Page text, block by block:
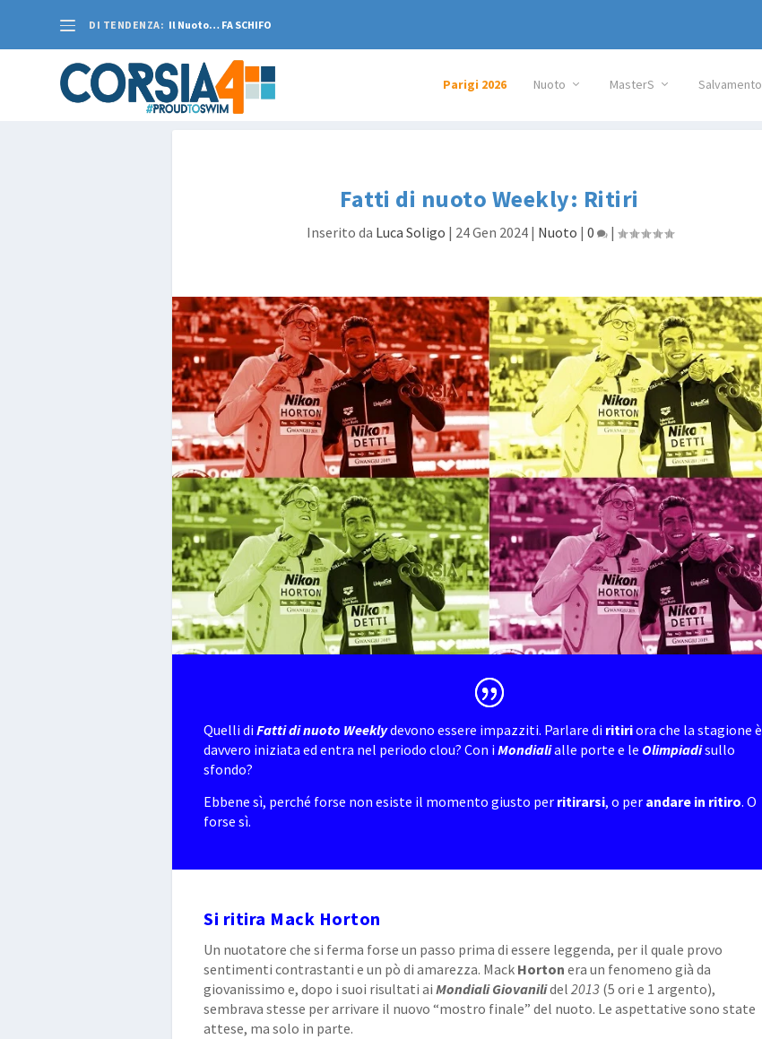
DI TENDENZA: Il Nuoto… FA SCHIFO
Parigi 2026 Nuoto MasterS Salvamento
Fatti di nuoto Weekly: Ritiri
Inserito da Luca Soligo | 24 Gen 2024| Nuoto | 0 |
Quelli diFatti di nuoto Weeklydevono essere impazziti. Parlare di ritiriora che la stagione è
davvero iniziata ed entra nel periodo clou? Con iMondialialle porte e le Olimpiadisullo
sfondo?
Ebbene sì, perché forse non esiste il momento giusto per ritirarsi, o per andare in ritiro. O
forse sì.
Si ritira Mack Horton
Un nuotatore che si ferma forse un passo prima di essere leggenda, per il quale provo
sentimenti contrastanti e un pò di amarezza. Mack Horton era un fenomeno già da
giovanissimo e, dopo i suoi risultati aiMondiali Giovanilidel2013 (5 ori e 1 argento),
sembrava stesse per arrivare il nuovo “mostro finale” del nuoto. Le aspettative sono state
attese, ma solo in parte.